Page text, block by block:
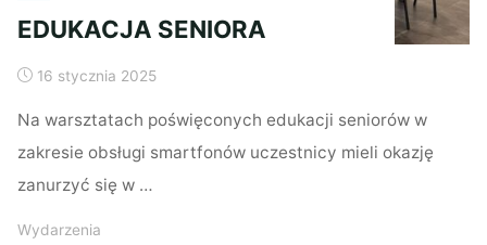
EDUKACJA SENIORA
16 stycznia 2025
Na warsztatach poświęconych edukacji seniorów w
zakresie obsługi smartfonów uczestnicy mieli okazję
zanurzyć się w …
Wydarzenia